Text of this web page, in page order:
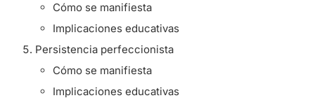
Cómo se manifiesta
Implicaciones educativas
Persistencia perfeccionista
Cómo se manifiesta
Implicaciones educativas